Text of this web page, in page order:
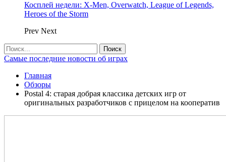
Косплей недели: X-Men, Overwatch, League of Legends,
Heroes of the Storm
Prev Next
Самые последние новости об играх
Главная
Обзоры
Postal 4: старая добрая классика детских игр от
оригинальных разработчиков с прицелом на кооператив